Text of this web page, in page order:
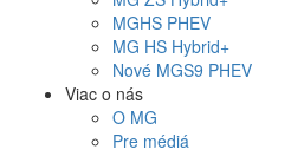
MGHS PHEV
MG HS Hybrid+
Nové MGS9 PHEV
Viac o nás
O MG
Pre médiá